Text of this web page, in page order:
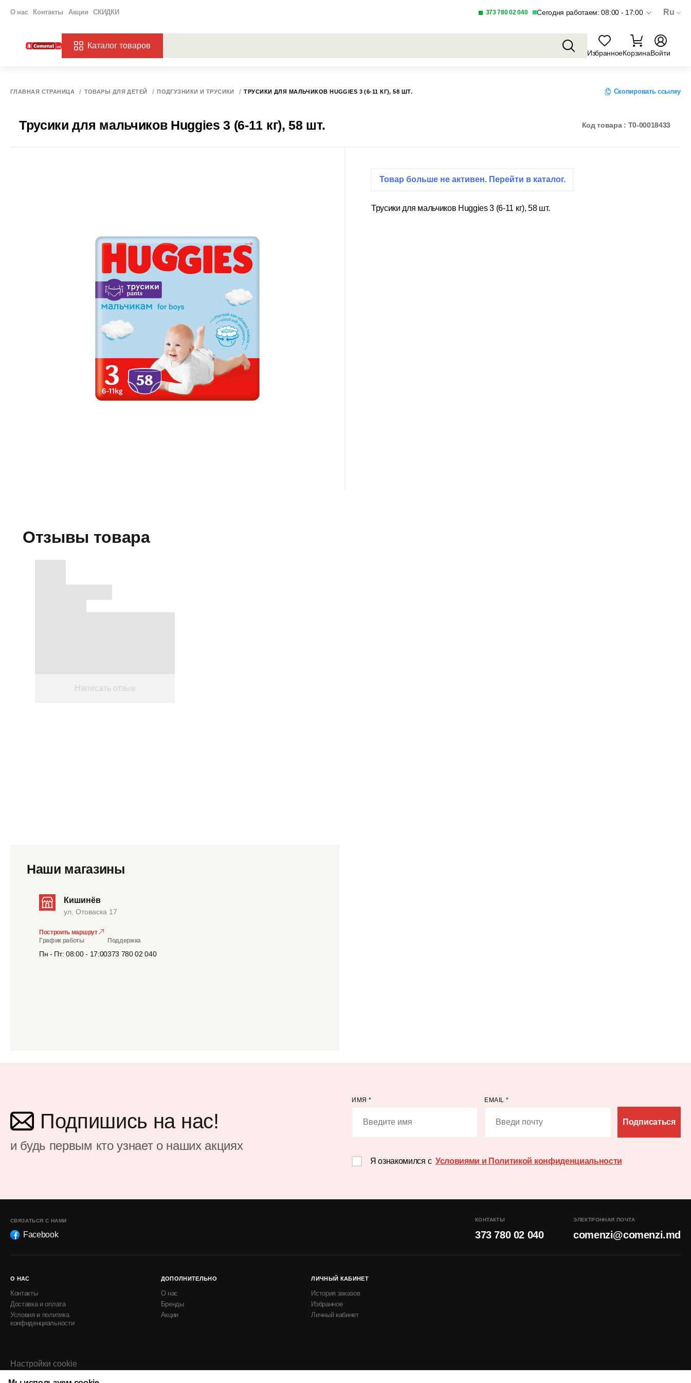
О нас Контакты Акции СКИДКИ 373 780 02 040 Сегодня работаем: 08:00 - 17:00 Ru
Каталог товаров
ИзбранноеКорзинаВойти
ГЛАВНАЯ СТРАНИЦА ТОВАРЫ ДЛЯ ДЕТЕЙ ПОДГУЗНИКИ И ТРУСИКИ ТРУСИКИ ДЛЯ МАЛЬЧИКОВ HUGGIES 3 (6-11 КГ), 58 ШТ. Скопировать ссылку
Трусики для мальчиков Huggies 3 (6-11 кг), 58 шт. Код товара : T0-00018433
Товар больше не активен. Перейти в каталог.
Трусики для мальчиков Huggies 3 (6-11 кг), 58 шт.
Отзывы товара
Написать отзыв
Наши магазины
Кишинёв
ул. Отоваска 17
Построить маршрут
График работы
Пн - Пт: 08:00 - 17:00
Поддержка
373 780 02 040
Подпишись на нас!
и будь первым кто узнает о наших акциях
ИМЯ * EMAIL*
Подписаться
Я ознакомился с Условиями и Политикой конфиденциальности
СВЯЗАТЬСЯ С НАМИ
Facebook
КОНТАКТЫ
373 780 02 040
ЭЛЕКТРОННАЯ ПОЧТА
comenzi@comenzi.md
О НАС
Контакты
Доставка и оплата
Условия и политика
конфиденциальности
ДОПОЛНИТЕЛЬНО
О нас
Бренды
Акции
ЛИЧНЫЙ КАБИНЕТ
История заказов
Избранное
Личный кабинет
Настройки cookie